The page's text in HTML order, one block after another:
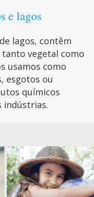
e lagos
lagos, contêm
tanto vegetal como
usamos como
esgotos ou
químicos
indústrias.